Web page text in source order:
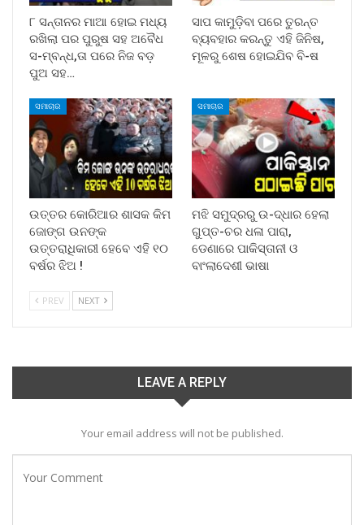
୮ ସନ୍ତାନର ମାଆ ହୋଇ ମଧ୍ୟ
ରଖିଲା ପର ପୁରୁଷ ସହ ଅବୈଧ
ସ-ମ୍ବନ୍ଧ,ତା ପରେ ନିଜ ବଡ଼
ପୁଅ ସହ…
ସାପ କାମୁଡ଼ିବା ପରେ ତୁରନ୍ତ
ବ୍ୟବହାର କରନ୍ତୁ ଏହି ଜିନିଷ,
ମୂଳରୁ ଶେଷ ହୋଇଯିବ ବି-ଷ
ସମାଚାର
ଉତ୍ତର କୋରିଆର ଶାସକ କିମ
ଜୋଙ୍ଗ ଉନଙ୍କ
ଉତ୍ତରାଧିକାରୀ ହେବେ ଏହି ୧୦
ବର୍ଷର ଝିଅ !
ସମାଚାର
ମଝି ସମୁଦ୍ରରୁ ଉ-ଦ୍ଧାର ହେଲା
ଗୁପ୍ତ-ଚର ଧଳା ପାରା,
ଡେଣାରେ ପାକିସ୍ତାନୀ ଓ
ବାଂଲାଦେଶୀ ଭାଷା
PREV NEXT
LEAVE A REPLY
Your email address will not be published.